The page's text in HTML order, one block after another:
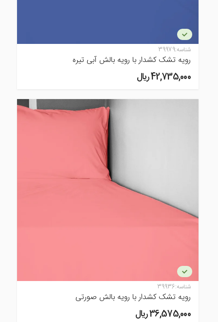
شناسه:39979
رویه تشک کشدار با رویه بالش آبی تیره
42,735,000 ريال
شناسه:39936
رویه تشک کشدار با رویه بالش صورتی
36,575,000 ريال